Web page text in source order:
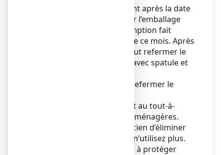
N’utilisez pas ce médicament après la date
de péremption indiquée sur l’emballage
après EXP. La date de péremption fait
référence au dernier jour de ce mois. Après
sa première ouverture, il faut refermer le
produit avec son bouchon avec spatule et
Produit inflammable, bien refermer le
Ne jetez aucun médicament au tout-à-
les ordures ménagères.
Demandez à votre pharmacien d’éliminer
les médicaments que vous n’utilisez plus.
Ces mesures contribueront à protéger